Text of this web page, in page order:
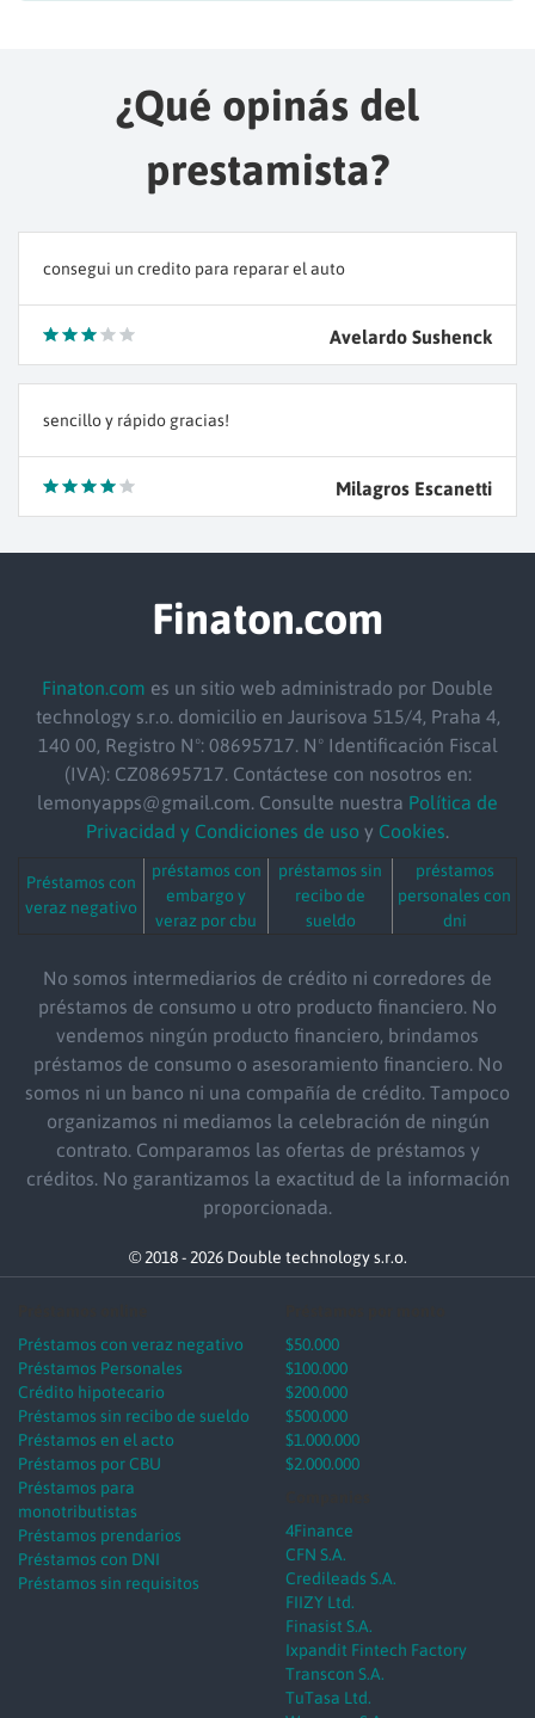
¿Qué opinás del
prestamista?
consegui un credito para reparar el auto
Avelardo Sushenck
sencillo y rápido gracias!
Milagros Escanetti
Finaton.com
Finaton.com es un sitio web administrado por Double
technology s.r.o. domicilio en Jaurisova 515/4, Praha 4,
140 00, Registro Nº: 08695717. Nº Identificación Fiscal
(IVA): CZ08695717. Contáctese con nosotros en:
lemonyapps@gmail.com. Consulte nuestra Política de
Privacidad y Condiciones de uso y Cookies.
Préstamos con
veraz negativo
préstamos con
embargo y
veraz por cbu
préstamos sin
recibo de
sueldo
préstamos
personales con
dni
No somos intermediarios de crédito ni corredores de
préstamos de consumo u otro producto financiero. No
vendemos ningún producto financiero, brindamos
préstamos de consumo o asesoramiento financiero. No
somos ni un banco ni una compañía de crédito. Tampoco
organizamos ni mediamos la celebración de ningún
contrato. Comparamos las ofertas de préstamos y
créditos. No garantizamos la exactitud de la información
proporcionada.
© 2018 - 2026 Double technology s.r.o.
Préstamos con veraz negativo
Préstamos Personales
Crédito hipotecario
Préstamos sin recibo de sueldo
Préstamos en el acto
Préstamos por CBU
Préstamos para
monotributistas
Préstamos prendarios
Préstamos con DNI
Préstamos sin requisitos
$50.000
$100.000
$200.000
$500.000
$1.000.000
$2.000.000
4Finance
CFN S.A.
Credileads S.A.
FIIZY Ltd.
Finasist S.A.
Ixpandit Fintech Factory
Transcon S.A.
TuTasa Ltd.